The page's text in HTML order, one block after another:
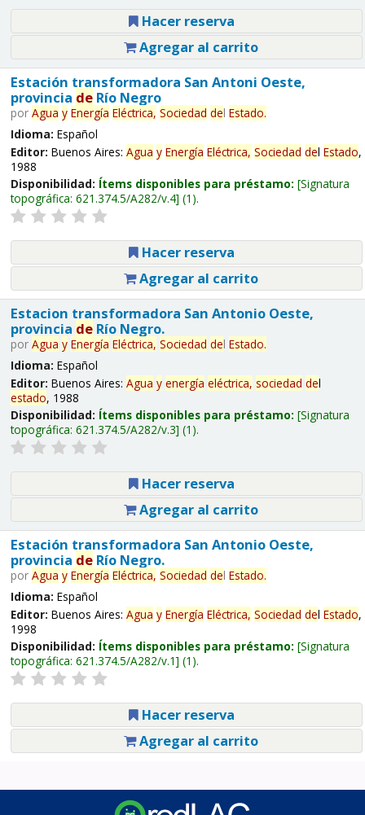
Hacer reserva
Agregar al carrito
Estación transformadora San Antoni Oeste,
provincia deRío Negro
por Agua y Energía Eléctrica, Sociedad del Estado.
Idioma: Español
Editor: Buenos Aires: Agua y Energía Eléctrica, Sociedad del Estado,
1988
Disponibilidad: Ítems disponibles para préstamo: Signatura
topográfica: 621.374.5/A282/v.4 (1).
Hacer reserva
Agregar al carrito
Estacion transformadora San Antonio Oeste,
provincia deRío Negro.
por Agua y Energía Eléctrica, Sociedad del Estado.
Idioma: Español
Editor: Buenos Aires: Agua y energía eléctrica, sociedad del
estado, 1988
Disponibilidad: Ítems disponibles para préstamo: Signatura
topográfica: 621.374.5/A282/v.3 (1).
Hacer reserva
Agregar al carrito
Estación transformadora San Antonio Oeste,
provincia deRío Negro.
por Agua y Energía Eléctrica, Sociedad del Estado.
Idioma: Español
Editor: Buenos Aires: Agua y Energía Eléctrica, Sociedad del Estado,
1998
Disponibilidad: Ítems disponibles para préstamo: Signatura
topográfica: 621.374.5/A282/v.1 (1).
Hacer reserva
Agregar al carrito